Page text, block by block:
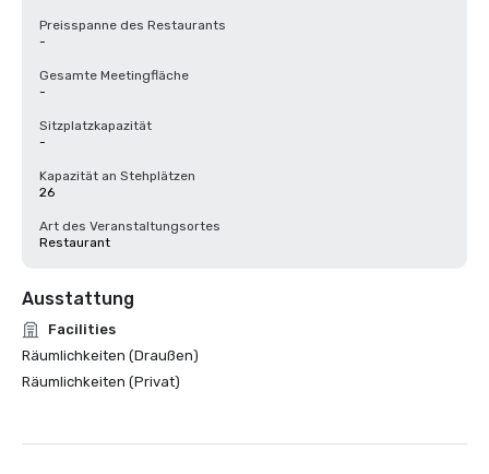
Preisspanne des Restaurants
-
Gesamte Meetingfläche
-
Sitzplatzkapazität
-
Kapazität an Stehplätzen
26
Art des Veranstaltungsortes
Restaurant
Ausstattung
Facilities
Räumlichkeiten (Draußen)
Räumlichkeiten (Privat)